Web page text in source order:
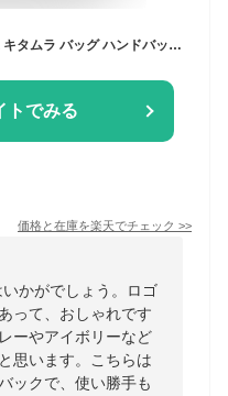
2wayハンドバッグ Z-0630 Kitamura キタムラ バッグ ハンドバッグ ネイビー ホワイト ブラック【先行予約】*【送料無料】[Rakuten Fashion]
トでみる
価格と在庫を楽天でチェック >>
かがでしょう。ロゴ
って、おしゃれです
ーやアイボリーなど
思います。こちらは
ックで、使い勝手も